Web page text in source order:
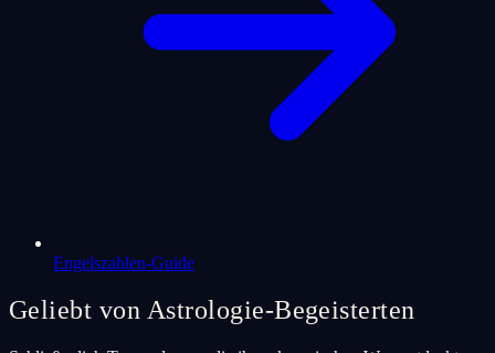
Engelszahlen-Guide
Geliebt von Astrologie-Begeisterten